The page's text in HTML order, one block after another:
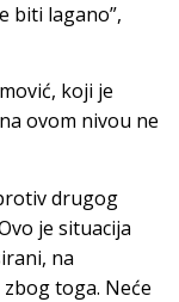
biti lagano”,
koji je
ovom nivou ne
drugog
je situacija
na
toga. Neće